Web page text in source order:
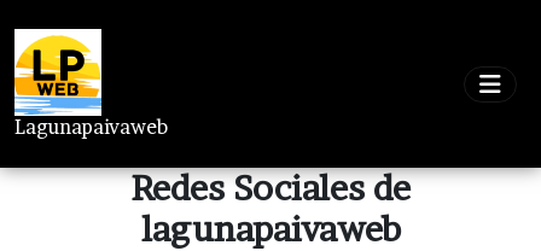
Lagunapaivaweb
Redes Sociales de
lagunapaivaweb